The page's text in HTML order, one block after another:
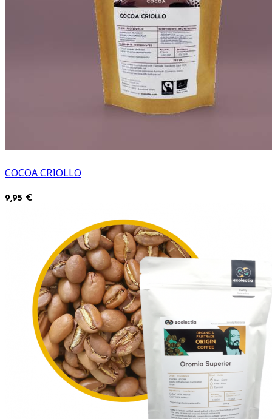
COCOA CRIOLLO
9,95 €